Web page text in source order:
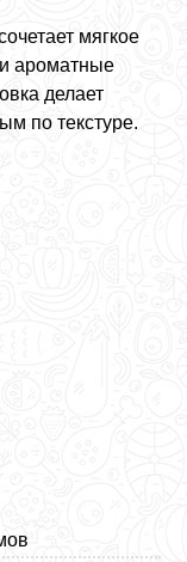
мягкое
ароматные
делает
по текстуре.